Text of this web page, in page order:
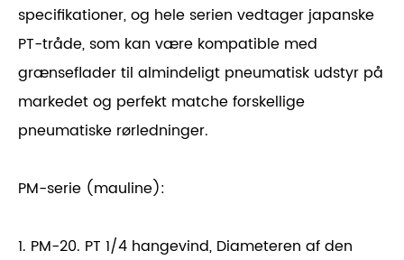
specifikationer, og hele serien vedtager japanske
PT-tråde, som kan være kompatible med
grænseflader til almindeligt pneumatisk udstyr på
markedet og perfekt matche forskellige
pneumatiske rørledninger.
PM-serie (mauline):
1. PM-20. PT 1/4 hangevind, Diameteren af ​​den